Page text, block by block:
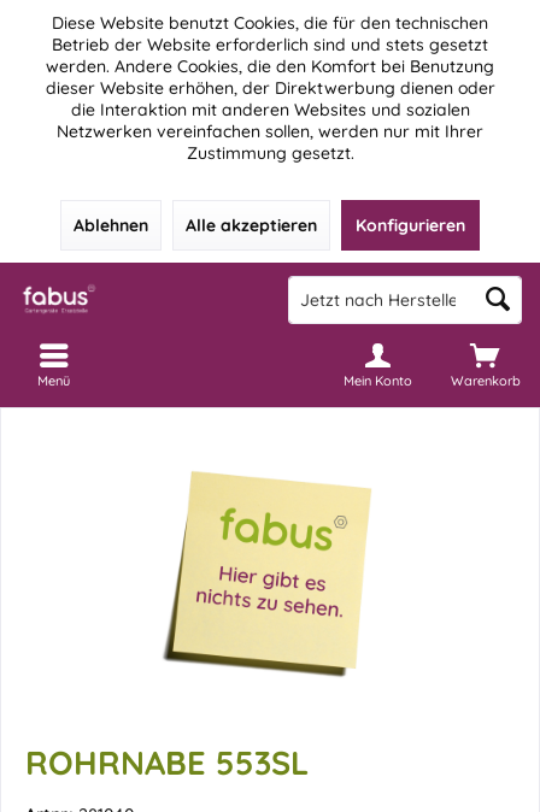
Diese Website benutzt Cookies, die für den technischen
Betrieb der Website erforderlich sind und stets gesetzt
werden. Andere Cookies, die den Komfort bei Benutzung
dieser Website erhöhen, der Direktwerbung dienen oder
die Interaktion mit anderen Websites und sozialen
Netzwerken vereinfachen sollen, werden nur mit Ihrer
Zustimmung gesetzt.
Ablehnen Alle akzeptieren Konfigurieren
Warenkorb
Mein Konto
Menü
ROHRNABE 553SL